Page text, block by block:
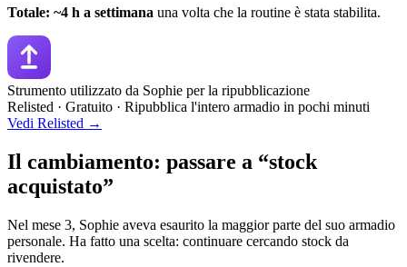
Totale: ~4 h a settimana una volta che la routine è stata stabilita.
Strumento utilizzato da Sophie per la ripubblicazione
Relisted · Gratuito · Ripubblica l'intero armadio in pochi minuti
Vedi Relisted →
Il cambiamento: passare a “stock
acquistato”
Nel mese 3, Sophie aveva esaurito la maggior parte del suo armadio
personale. Ha fatto una scelta: continuare cercando stock da
rivendere.